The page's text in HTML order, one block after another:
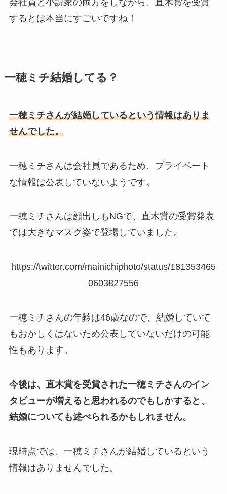
するとは本当にすごいですね！
一穂ミチ結婚してる？
一穂ミチさんが結婚しているという情報はありま
せんでした。
一穂ミチさんは会社員であるため、プライベート
な情報は公表していないようです。
一穂ミチさんは顔出しもNGで、直木賞の受賞発表
では大きなマスク姿で登場していました。
https://twitter.com/mainichiphoto/status/181353465
0603827556
一穂ミチさんの年齢は46歳なので、結婚していて
もおかしくはないため公表していないだけの可能
性もあります。
今後は、直木賞を受賞された一穂ミチさんのイン
タビューが増えると思われるのでもしかすると、
結婚についても述べられるかもしれません。
現時点では、一穂ミチさんが結婚しているという
情報はありませんでした。